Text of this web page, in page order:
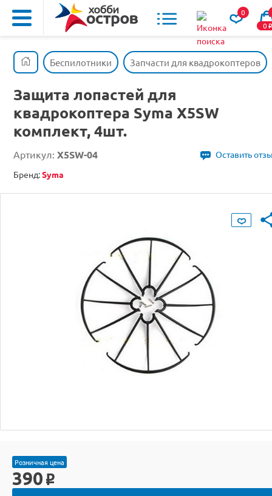
0
0o
Беспилотники Запчасти для квадрокоптеров
Защита лопастей для
квадрокоптера Syma X5SW
комплект, 4шт.
Артикул: X5SW-04
Оставить
Бренд:Syma
Розничная цена
390 o